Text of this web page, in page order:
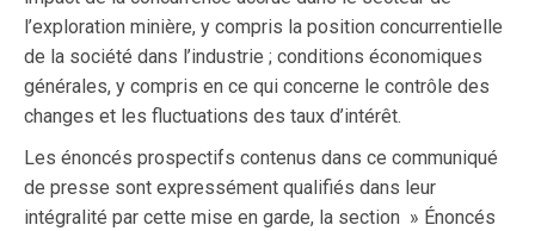
l’exploration minière, y compris la position concurrentielle
de la société dans l’industrie ; conditions économiques
générales, y compris en ce qui concerne le contrôle des
changes et les fluctuations des taux d’intérêt.
Les énoncés prospectifs contenus dans ce communiqué
de presse sont expressément qualifiés dans leur
intégralité par cette mise en garde, la section » Énoncés